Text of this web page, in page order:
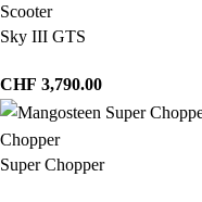
Scooter
Sky III GTS
CHF 3,790.00
Chopper
Super Chopper